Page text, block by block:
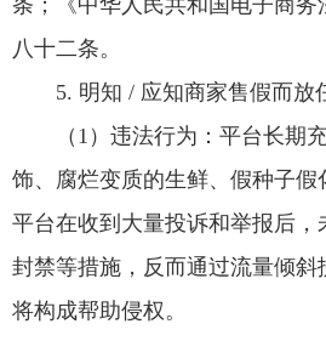
条；《中华人民共和国电子商
八十二条。
5. 明知 / 应知商家售假而放
（1）违法行为：平台长期
饰、腐烂变质的生鲜、假种子
平台在收到大量投诉和举报后，
封禁等措施，反而通过流量倾斜
将构成帮助侵权。